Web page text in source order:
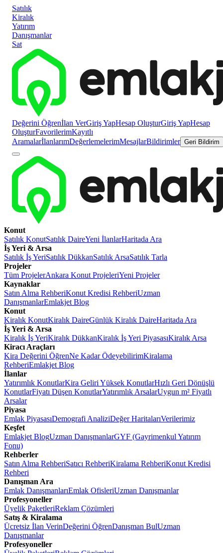
Satılık
Kiralık
Yatırım
Danışmanlar
Sat
Değerini Öğrenİlan VerGiriş YapHesap OluşturGiriş YapHesap
OluşturFavorilerimKayıtlı
AramalarİlanlarımDeğerlemelerimMesajlarBildirimler Geri Bildirim
Konut
Satılık KonutSatılık DaireYeni İlanlarHaritada Ara
İş Yeri & Arsa
Satılık İş YeriSatılık DükkanSatılık ArsaSatılık Tarla
Projeler
Tüm ProjelerAnkara Konut ProjeleriYeni Projeler
Kaynaklar
Satın Alma RehberiKonut Kredisi RehberiUzman
DanışmanlarEmlakjet Blog
Konut
Kiralık KonutKiralık DaireGünlük Kiralık DaireHaritada Ara
İş Yeri & Arsa
Kiralık İş YeriKiralık DükkanKiralık İş Yeri PiyasasıKiralık Arsa
Kiracı Araçları
Kira Değerini ÖğrenNe Kadar ÖdeyebilirimKiralama
RehberiEmlakjet Blog
İlanlar
Yatırımlık KonutlarKira Geliri Yüksek KonutlarHızlı Geri Dönüşlü
KonutlarFiyatı Düşen KonutlarYatırımlık ArsalarUygun m² Fiyatlı
Arsalar
Piyasa
Emlak PiyasasıDemografi AnaliziDeğer HaritalarıVerilerimiz
Keşfet
Emlakjet BlogUzman DanışmanlarGYF (Gayrimenkul Yatırım
Fonu)
Rehberler
Satın Alma RehberiSatıcı RehberiKiralama RehberiKonut Kredisi
Rehberi
Danışman Ara
Emlak DanışmanlarıEmlak OfisleriUzman Danışmanlar
Profesyoneller
Üyelik PaketleriReklam Çözümleri
Satış & Kiralama
Ücretsiz İlan VerinDeğerini ÖğrenDanışman BulUzman
Danışmanlar
Profesyoneller